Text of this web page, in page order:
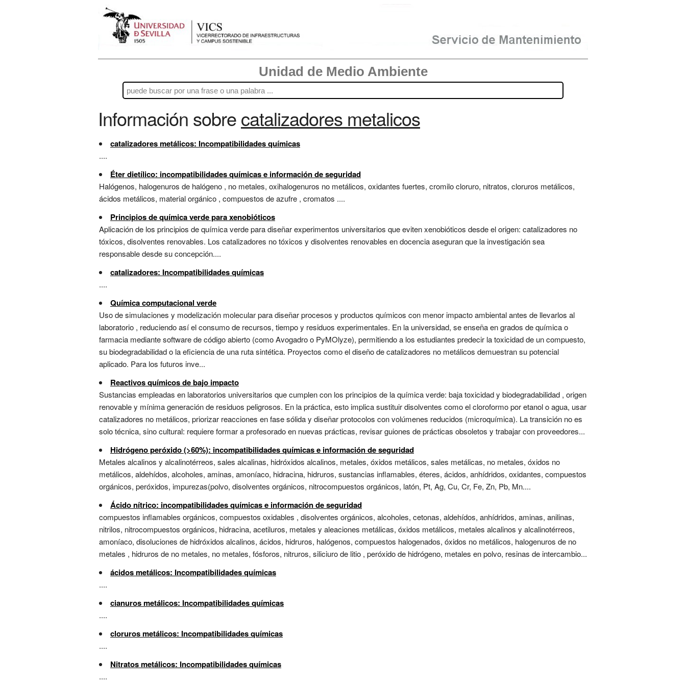
Unidad de Medio Ambiente
Información sobrecatalizadores metalicos
catalizadores metálicos: Incompatibilidades químicas
....
Éter dietílico: incompatibilidades químicas e información de seguridad
Halógenos, halogenuros de halógeno , no metales, oxihalogenuros no metálicos, oxidantes fuertes, cromilo cloruro, nitratos, cloruros metálicos,
ácidos metálicos, material orgánico , compuestos de azufre , cromatos ....
Principios de química verde para xenobióticos
Aplicación de los principios de química verde para diseñar experimentos universitarios que eviten xenobióticos desde el origen: catalizadores no
tóxicos, disolventes renovables. Los catalizadores no tóxicos y disolventes renovables en docencia aseguran que la investigación sea
responsable desde su concepción....
catalizadores: Incompatibilidades químicas
....
Química computacional verde
Uso de simulaciones y modelización molecular para diseñar procesos y productos químicos con menor impacto ambiental antes de llevarlos al
laboratorio , reduciendo así el consumo de recursos, tiempo y residuos experimentales. En la universidad, se enseña en grados de química o
farmacia mediante software de código abierto (como Avogadro o PyMOlyze), permitiendo a los estudiantes predecir la toxicidad de un compuesto,
su biodegradabilidad o la eficiencia de una ruta sintética. Proyectos como el diseño de catalizadores no metálicos demuestran su potencial
aplicado. Para los futuros inve...
Reactivos químicos de bajo impacto
Sustancias empleadas en laboratorios universitarios que cumplen con los principios de la química verde: baja toxicidad y biodegradabilidad , origen
renovable y mínima generación de residuos peligrosos. En la práctica, esto implica sustituir disolventes como el cloroformo por etanol o agua, usar
catalizadores no metálicos, priorizar reacciones en fase sólida y diseñar protocolos con volúmenes reducidos (microquímica). La transición no es
solo técnica, sino cultural: requiere formar a profesorado en nuevas prácticas, revisar guiones de prácticas obsoletos y trabajar con proveedores...
Hidrógeno peróxido (>60%): incompatibilidades químicas e información de seguridad
Metales alcalinos y alcalinotérreos, sales alcalinas, hidróxidos alcalinos, metales, óxidos metálicos, sales metálicas, no metales, óxidos no
metálicos, aldehídos, alcoholes, aminas, amoníaco, hidracina, hidruros, sustancias inflamables, éteres, ácidos, anhídridos, oxidantes, compuestos
orgánicos, peróxidos, impurezas(polvo, disolventes orgánicos, nitrocompuestos orgánicos, latón, Pt, Ag, Cu, Cr, Fe, Zn, Pb, Mn....
Ácido nítrico: incompatibilidades químicas e información de seguridad
compuestos inflamables orgánicos, compuestos oxidables , disolventes orgánicos, alcoholes, cetonas, aldehídos, anhídridos, aminas, anilinas,
nitrilos, nitrocompuestos orgánicos, hidracina, acetiluros, metales y aleaciones metálicas, óxidos metálicos, metales alcalinos y alcalinotérreos,
amoníaco, disoluciones de hidróxidos alcalinos, ácidos, hidruros, halógenos, compuestos halogenados, óxidos no metálicos, halogenuros de no
metales , hidruros de no metales, no metales, fósforos, nitruros, siliciuro de litio , peróxido de hidrógeno, metales en polvo, resinas de intercambio...
ácidos metálicos: Incompatibilidades químicas
....
cianuros metálicos: Incompatibilidades químicas
....
cloruros metálicos: Incompatibilidades químicas
....
Nitratos metálicos: Incompatibilidades químicas
....